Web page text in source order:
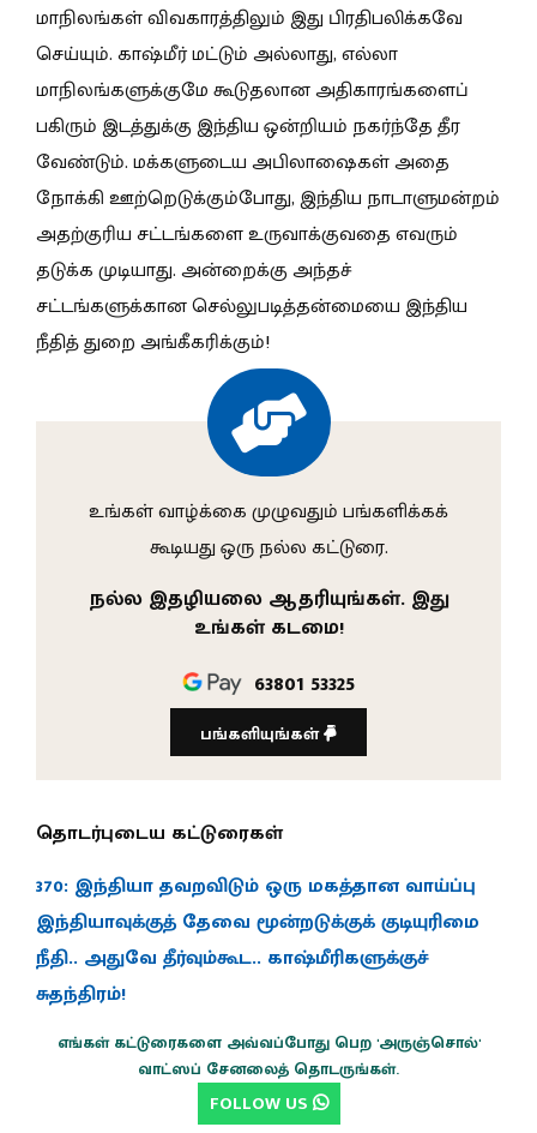
மாநிலங்கள் விவகாரத்திலும் இது பிரதிபலிக்கவே
செய்யும். காஷ்மீர் மட்டும் அல்லாது, எல்லா
மாநிலங்களுக்குமே கூடுதலான அதிகாரங்களைப்
பகிரும் இடத்துக்கு இந்திய ஒன்றியம் நகர்ந்தே தீர
வேண்டும். மக்களுடைய அபிலாஷைகள் அதை
நோக்கி ஊற்றெடுக்கும்போது, இந்திய நாடாளுமன்றம்
அதற்குரிய சட்டங்களை உருவாக்குவதை எவரும்
தடுக்க முடியாது. அன்றைக்கு அந்தச்
சட்டங்களுக்கான செல்லுபடித்தன்மையை இந்திய
நீதித் துறை அங்கீகரிக்கும்!
உங்கள் வாழ்க்கை முழுவதும் பங்களிக்கக்
கூடியது ஒரு நல்ல கட்டுரை.
நல்ல இதழியலை ஆதரியுங்கள். இது
உங்கள் கடமை!
63801 53325
பங்களியுங்கள்
தொடர்புடைய கட்டுரைகள்
370: இந்தியா தவறவிடும் ஒரு மகத்தான வாய்ப்பு
இந்தியாவுக்குத் தேவை மூன்றடுக்குக் குடியுரிமை
நீதி.. அதுவே தீர்வும்கூட.. காஷ்மீரிகளுக்குச்
சுதந்திரம்!
எங்கள் கட்டுரைகளை அவ்வப்போது பெற 'அருஞ்சொல்'
வாட்ஸப் சேனலைத் தொடருங்கள்.
FOLLOW US